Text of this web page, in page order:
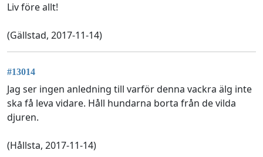
Liv före allt!
(Gällstad, 2017-11-14)
#13014
Jag ser ingen anledning till varför denna vackra älg inte
ska få leva vidare. Håll hundarna borta från de vilda
djuren.
(Hållsta, 2017-11-14)